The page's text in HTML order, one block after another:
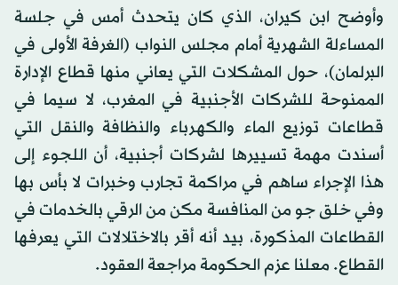
وأوضح ابن كيران، الذي كان يتحدث أمس في جلسة
المساءلة الشهرية أمام مجلس النواب (الغرفة الأولى في
البرلمان)، حول المشكلات التي يعاني منها قطاع الإدارة
الممنوحة للشركات الأجنبية في المغرب، لا سيما في
قطاعات توزيع الماء والكهرباء والنظافة والنقل التي
أسندت مهمة تسييرها لشركات أجنبية، أن اللجوء إلى
هذا الإجراء ساهم في مراكمة تجارب وخبرات لا بأس بها
وفي خلق جو من المنافسة مكن من الرقي بالخدمات في
القطاعات المذكورة، بيد أنه أقر بالاختلالات التي يعرفها
القطاع. معلنا عزم الحكومة مراجعة العقود.